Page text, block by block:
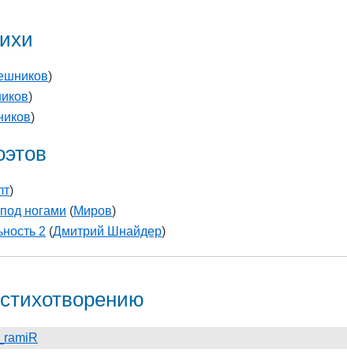
)
)
)
)
ногами (Миров)
2 (Дмитрий Шнайдер)